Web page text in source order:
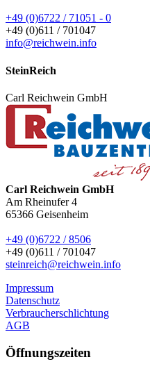
+49 (0)6722 / 71051 - 0
+49 (0)611 / 701047
info@reichwein.info
SteinReich
Carl Reichwein GmbH
Carl Reichwein GmbH
Am Rheinufer 4
65366 Geisenheim
+49 (0)6722 / 8506
+49 (0)611 / 701047
steinreich@reichwein.info
Impressum
Datenschutz
Verbraucherschlichtung
AGB
Öffnungszeiten